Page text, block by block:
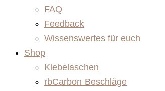
FAQ
Feedback
Wissenswertes für euch
Shop
Klebelaschen
rbCarbon Beschläge